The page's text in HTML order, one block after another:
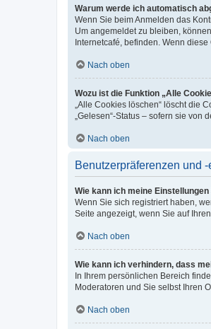
Warum werde ich automatisch
Wenn Sie beim Anmelden das
Um angemeldet zu bleiben,
Internetcafé, befinden. Wenn
Nach oben
Wozu ist die Funktion „Alle
„Alle Cookies löschen“ löscht die
„Gelesen“-Status – sofern sie
Nach oben
Benutzerpräferenzen und
Wie kann ich meine
Wenn Sie sich registriert haben,
Seite angezeigt, wenn Sie auf
Nach oben
Wie kann ich verhindern, dass
In Ihrem persönlichen Bereich
Moderatoren und Sie selbst Ihren
Nach oben